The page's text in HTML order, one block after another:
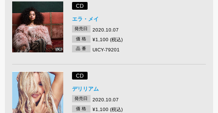
CD
エラ・メイ
発売日 2020.10.07
価 格 ¥1,100 (税込)
品 番 UICY-79201
CD
デリリアム
発売日 2020.10.07
価 格 ¥1,100 (税込)